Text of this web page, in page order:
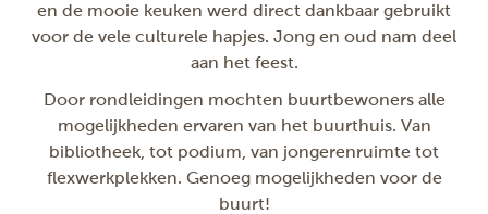
en de mooie keuken werd direct dankbaar gebruikt
voor de vele culturele hapjes. Jong en oud nam deel
aan het feest.
Door rondleidingen mochten buurtbewoners alle
mogelijkheden ervaren van het buurthuis. Van
bibliotheek, tot podium, van jongerenruimte tot
flexwerkplekken. Genoeg mogelijkheden voor de
buurt!